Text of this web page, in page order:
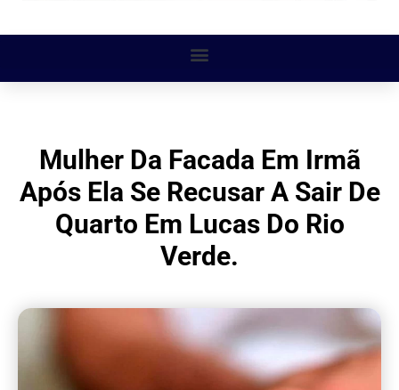
Mulher Da Facada Em Irmã
Após Ela Se Recusar A Sair De
Quarto Em Lucas Do Rio
Verde.